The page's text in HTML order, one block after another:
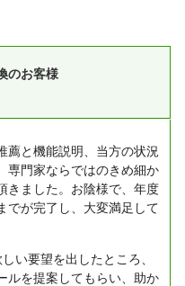
のお客様
薦と機能説明、当方の状況
専門家ならではのきめ細か
きました。お陰様で、年度
でが完了し、大変満足して
い要望を出したところ、
ルを提案してもらい、助か